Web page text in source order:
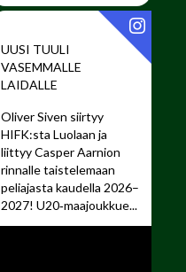
UUSI TUULI
VASEMMALLE
LAIDALLE ️
Oliver Siven siirtyy
HIFK:sta Luolaan ja
liittyy Casper Aarnion
rinnalle taistelemaan
peliajasta kaudella 2026–
2027! U20‑maajoukkue...